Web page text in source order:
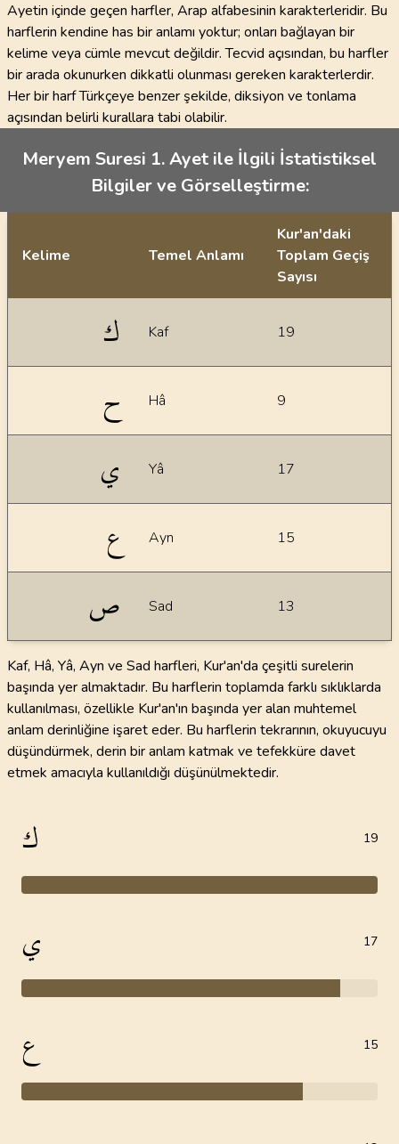
Ayetin içinde geçen harfler, Arap alfabesinin karakterleridir. Bu
harflerin kendine has bir anlamı yoktur; onları bağlayan bir
kelime veya cümle mevcut değildir. Tecvid açısından, bu harfler
bir arada okunurken dikkatli olunması gereken karakterlerdir.
Her bir harf Türkçeye benzer şekilde, diksiyon ve tonlama
açısından belirli kurallara tabi olabilir.
Meryem Suresi 1. Ayet ile İlgili İstatistiksel
Bilgiler ve Görselleştirme:
Kelime Temel Anlamı
Kur'an'daki
Toplam Geçiş
Sayısı
ك Kaf 19
ح Hâ 9
ي Yâ 17
ع Ayn 15
ص Sad 13
Kaf, Hâ, Yâ, Ayn ve Sad harfleri, Kur'an'da çeşitli surelerin
başında yer almaktadır. Bu harflerin toplamda farklı sıklıklarda
kullanılması, özellikle Kur'an'ın başında yer alan muhtemel
anlam derinliğine işaret eder. Bu harflerin tekrarının, okuyucuyu
düşündürmek, derin bir anlam katmak ve tefekküre davet
etmek amacıyla kullanıldığı düşünülmektedir.
ك 19
ي 17
ع 15